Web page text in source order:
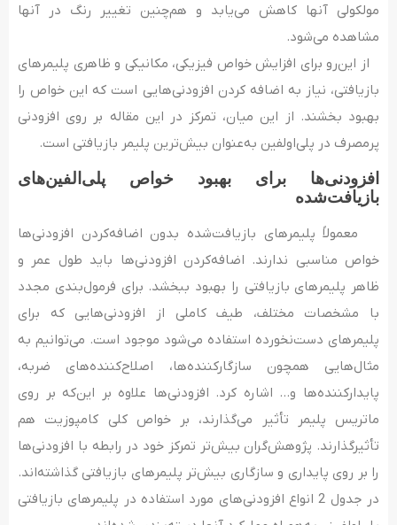
مولکولی آنها کاهش می‌یابد و هم‌چنین تغییر رنگ در آنها
مشاهده می‌شود.
از این‌رو برای افزایش خواص فیزیکی، مکانیکی و ظاهری پلیمرهای
بازیافتی، نیاز به اضافه ‌کردن افزودنی­‌هایی است که این خواص را
بهبود بخشند. از این میان، تمرکز در این مقاله بر روی افزودنی
پرمصرف در پلی‌اولفین‌ به‌عنوان بیش‌ترین پلیمر بازیافتی است.
افزودنی‌‌ها
برای بهبود خواص پلی‌‌الفین‌‌‌های
بازیافت‌شده
معمولاً پلیمرهای بازیافت‌‌شده بدون اضافه‌کردن افزودنی‌ها
خواص مناسبی ندارند. اضافه‌کردن افزودنی‌‌ها باید طول‌ عمر و
ظاهر پلیمرهای بازیافتی را بهبود ببخشد. برای فرمول‌‌بندی مجدد
با مشخصات مختلف، طیف کاملی از افزودنی‌‌هایی که برای
پلیمرهای دست‌نخورده استفاده می‌شود موجود است. می‌‌توانیم به
مثال‌‌هایی همچون سازگارکننده‌‌ها، اصلاح‌‌کننده‌‌های ضربه،
پایدارکننده‌‌ها و… اشاره کرد. افزودنی‌‌ها علاوه‌ بر این‌که بر روی
ماتریس پلیمر تأثیر می‌‌گذارند، بر خواص کلی کامپوزیت هم
تأثیرگذارند. پژوهش‌گران بیش‌تر تمرکز خود در رابطه با افزودنی‌‌ها
را بر روی پایداری و سازگاری بیش‌تر پلیمرهای بازیافتی گذاشته‌‌اند.
در جدول 2 انواع افزودنی‌‌های مورد استفاده در پلیمرهای بازیافتی